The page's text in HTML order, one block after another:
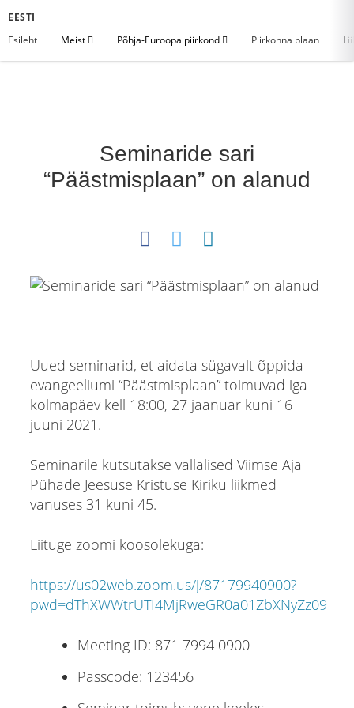
EESTI
Esileht
Meist Põhja-Euroopa piirkond Piirkonna plaan
Seminaride sari
“Päästmisplaan” on alanud
Uued seminarid, et aidata sügavalt õppida
evangeeliumi “Päästmisplaan” toimuvad iga
kolmapäev kell 18:00, 27 jaanuar kuni 16
juuni 2021.
Seminarile kutsutakse vallalised Viimse Aja
Pühade Jeesuse Kristuse Kiriku liikmed
vanuses 31 kuni 45.
Liituge zoomi koosolekuga:
https://us02web.zoom.us/j/87179940900?
pwd=dThXWWtrUTI4MjRweGR0a01ZbXNyZz09
Meeting ID: 871 7994 0900
Passcode: 123456